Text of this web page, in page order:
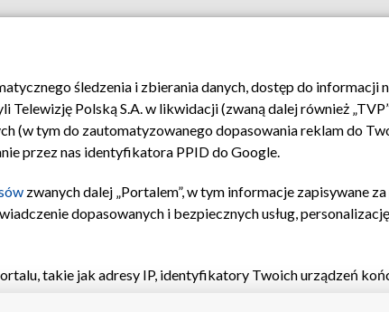
Pomoc Biuro reklamy Kontakt
śledzenia i zbierania danych, dostęp do informacji
Polską S.A. w likwidacji (zwaną dalej również
(w tym do zautomatyzowanego dopasowania reklam do
przez nas identyfikatora PPID do Google.
zwanych dalej „Portalem”, w tym informacje zapisywane
dopasowanych i bezpiecznych usług,
takie jak adresy IP, identyfikatory Twoich urządzeń